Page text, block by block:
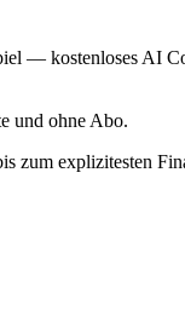
— kostenloses AI
und ohne Abo.
zum explizitesten